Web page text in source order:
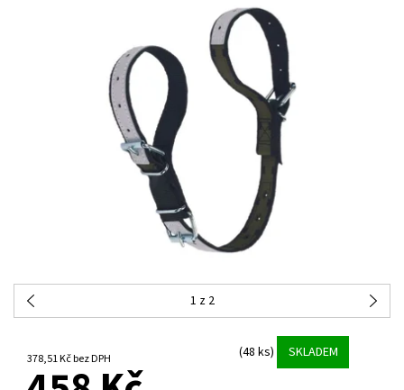
1 z 2
378,51 Kč bez DPH (48 ks) SKLADEM